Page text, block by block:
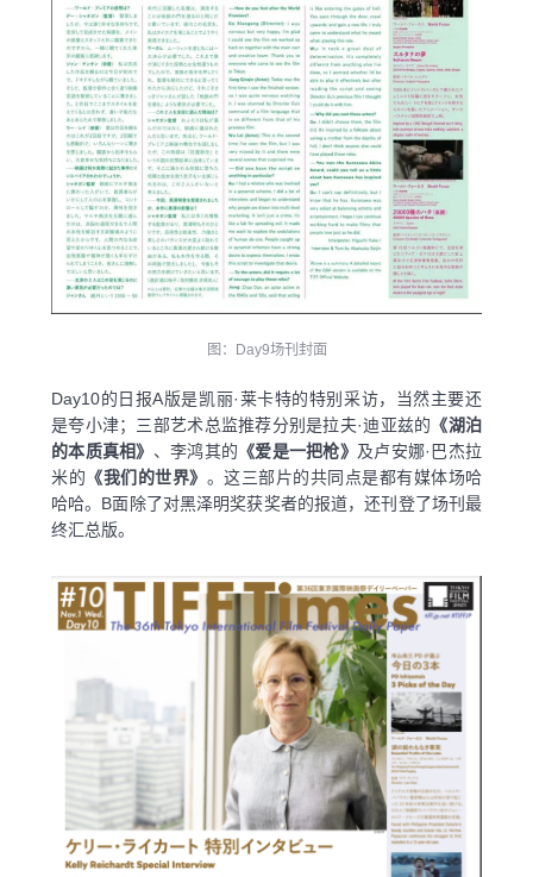
图：Day9场刊封面
Day10的日报A版是凯丽·莱卡特的特别采访，当然主要还
是夸小津；三部艺术总监推荐分别是拉夫·迪亚兹的 《湖泊
的本质真相》 、李鸿其的 《爱是一把枪》 及卢安娜·巴杰拉
米的 《我们的世界》 。这三部片的共同点是都有媒体场哈
哈哈。B面除了对黑泽明奖获奖者的报道，还刊登了场刊最
终汇总版。